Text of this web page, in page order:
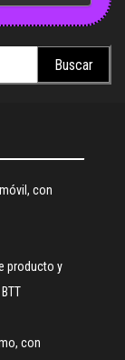
con
producto y
con